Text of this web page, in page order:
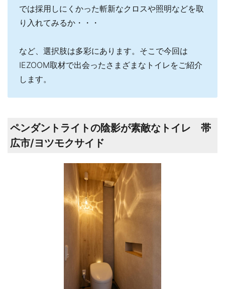
では採用しにくかった斬新なクロスや照明などを取
り入れてみるか・・・
など、選択肢は多彩にあります。そこで今回は
IEZOOM取材で出会ったさまざまなトイレをご紹介
します。
ペンダントライトの陰影が素敵なトイレ 帯
広市/ヨツモクサイド